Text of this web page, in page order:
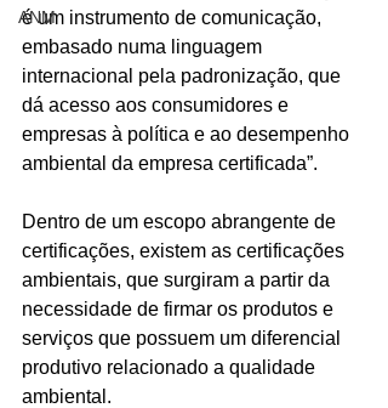
ANM
é um instrumento de comunicação,
embasado numa linguagem
internacional pela padronização, que
dá acesso aos consumidores e
empresas à política e ao desempenho
ambiental da empresa certificada”.
Dentro de um escopo abrangente de
certificações, existem as certificações
ambientais, que surgiram a partir da
necessidade de firmar os produtos e
serviços que possuem um diferencial
produtivo relacionado a qualidade
ambiental.